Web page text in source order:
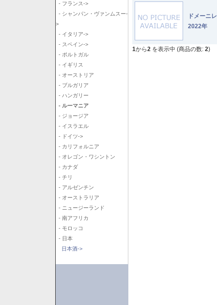
- フランス->
- シャンパン・ヴァンムスー-
>
- イタリア->
- スペイン->
- ポルトガル
- イギリス
- オーストリア
- ブルガリア
- ハンガリー
- ルーマニア
- ジョージア
- イスラエル
- ドイツ->
- カリフォルニア
- オレゴン・ワシントン
- カナダ
- チリ
- アルゼンチン
- オーストラリア
- ニュージーランド
- 南アフリカ
- モロッコ
- 日本
日本酒->
ドメー
2022年
1から2 を表示中 (商品の数: 2)